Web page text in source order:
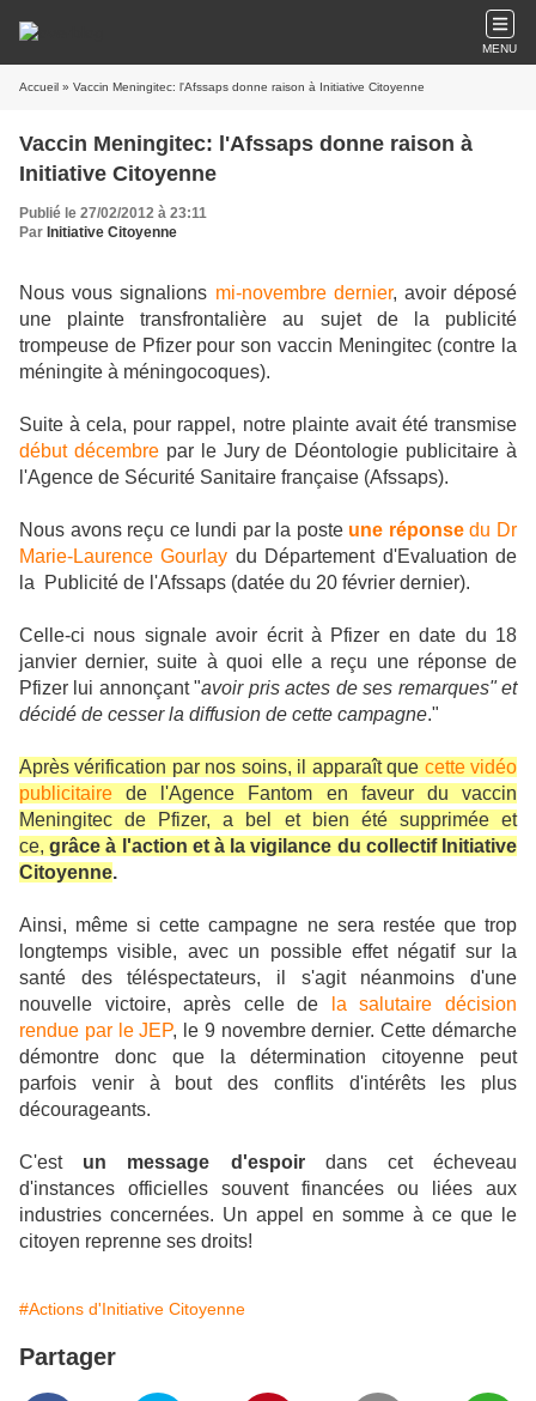
MENU
Accueil » Vaccin Meningitec: l'Afssaps donne raison à Initiative Citoyenne
Vaccin Meningitec: l'Afssaps donne raison à
Initiative Citoyenne
Publié le 27/02/2012 à 23:11
Par Initiative Citoyenne
Nous vous signalions mi-novembre dernier, avoir déposé
une plainte transfrontalière au sujet de la publicité
trompeuse de Pfizer pour son vaccin Meningitec (contre la
méningite à méningocoques).
Suite à cela, pour rappel, notre plainte avait été transmise
début décembrepar le Jury de Déontologie publicitaire à
l'Agence de Sécurité Sanitaire française (Afssaps).
Nous avons reçu ce lundi par la poste une réponsedu Dr
Marie-Laurence Gourlay du Département d'Evaluation de
la Publicité de l'Afssaps (datée du 20 février dernier).
Celle-ci nous signale avoir écrit à Pfizer en date du 18
janvier dernier, suite à quoi elle a reçu une réponse de
Pfizer lui annonçant "avoir pris actes de ses remarques" et
décidé de cesser la diffusion de cette campagne."
Après vérification par nos soins, il apparaît que cette vidéo
publicitaire de l'Agence Fantom en faveur du vaccin
Meningitec de Pfizer, a bel et bien été supprimée et
ce,grâce à l'action et à la vigilance du collectif Initiative
Citoyenne.
Ainsi, même si cette campagne ne sera restée que trop
longtemps visible, avec un possible effet négatif sur la
santé des téléspectateurs, il s'agit néanmoins d'une
nouvelle victoire, après celle de
la salutaire décision
rendue par le JEP, le 9 novembre dernier. Cette démarche
démontre donc que la détermination citoyenne peut
parfois venir à bout des conflits d'intérêts les plus
décourageants.
C'est un message d'espoirdans cet écheveau
d'instances officielles souvent financées ou liées aux
industries concernées. Un appel en somme à ce que le
citoyen reprenne ses droits!
#Actions d'Initiative Citoyenne
Partager